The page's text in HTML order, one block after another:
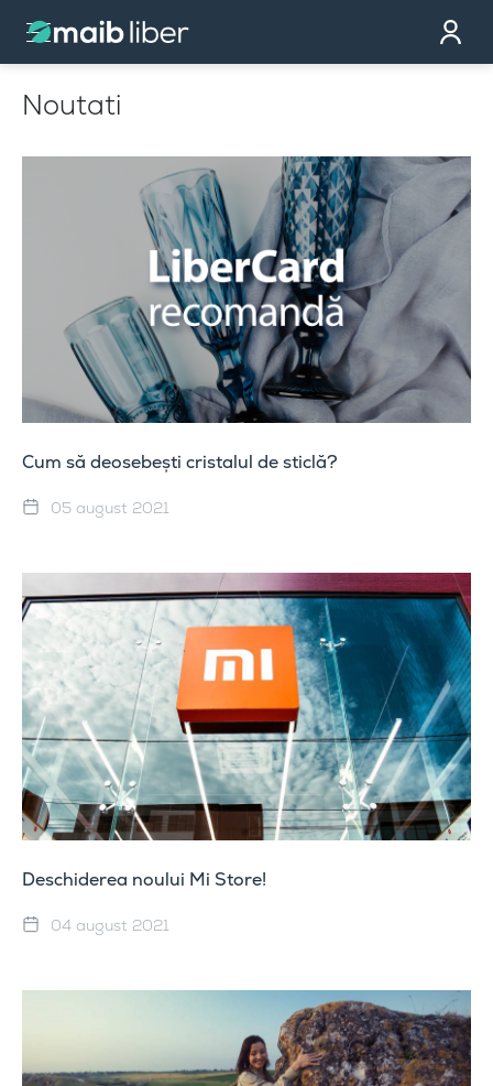
Contact
Devino partener
Noutati
Cum să deosebești cristalul de sticlă?
05 august 2021
Deschiderea noului Mi Store!
04 august 2021